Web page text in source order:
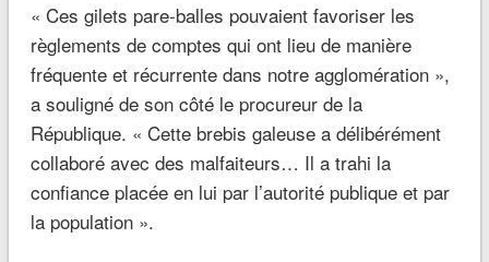
« Ces gilets pare-balles pouvaient favoriser les
règlements de comptes qui ont lieu de manière
fréquente et récurrente dans notre agglomération »,
a souligné de son côté le procureur de la
République. « Cette brebis galeuse a délibérément
collaboré avec des malfaiteurs… Il a trahi la
confiance placée en lui par l’autorité publique et par
la population ».